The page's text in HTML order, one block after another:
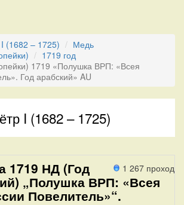
(1682 – 1725)
Медь
1719 год
1719 «Полушка ВРП: «Всея
Год арабский» AU
I (1682 – 1725)
1 267 проход
1719 НД (Год
„Полушка ВРП: «Всея
Повелитель»“.